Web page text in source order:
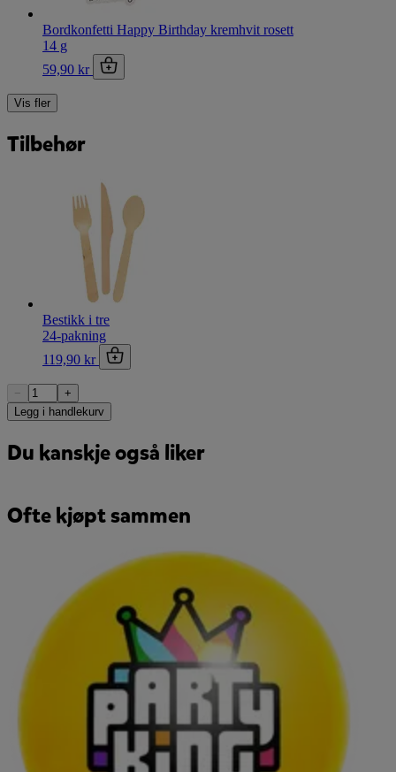
Bordkonfetti Happy Birthday kremhvit rosett
14 g
59,90 kr
Vis fler
Tilbehør
Bestikk i tre
24-pakning
119,90 kr
−
+
Legg i handlekurv
Du kanskje også liker
Ofte kjøpt sammen